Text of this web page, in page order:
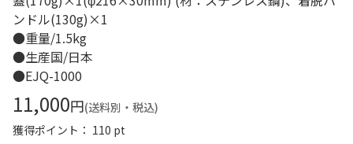
ンドル(130g)×1
●重量/1.5kg
●生産国/日本
●EJQ-1000
11,000円(送料別・税込)
獲得ポイント： 110 pt